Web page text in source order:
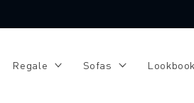
Regale Sofas Lookbook